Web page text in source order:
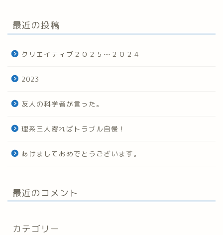
最近の投稿
クリエイティブ２０２５～２０２４
2023
友人の科学者が言った。
理系三人寄ればトラブル自慢！
あけましておめでとうございます。
最近のコメント
カテゴリー